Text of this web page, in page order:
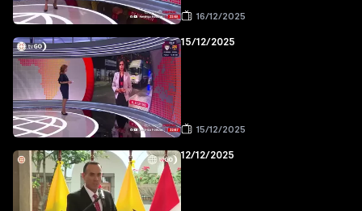
16/12/2025
15/12/2025
15/12/2025
12/12/2025